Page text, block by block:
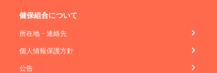
健保組合について
所在地・連絡先
個人情報保護方針
公告